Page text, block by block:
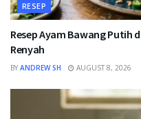
RESEP
Resep Ayam Bawang Putih
Renyah
BY ANDREW SH AUGUST 8, 2026